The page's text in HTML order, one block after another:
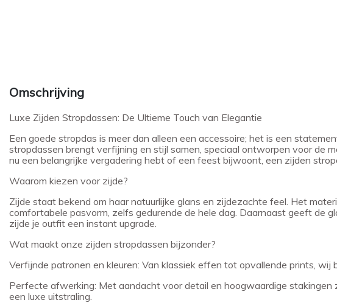
Omschrijving
Luxe Zijden Stropdassen: De Ultieme Touch van Elegantie
Een goede stropdas is meer dan alleen een accessoire; het is een
stropdassen brengt verfijning en stijl samen, speciaal ontworpen voor de
nu een belangrijke vergadering hebt of een feest bijwoont, een zijden
Waarom kiezen voor zijde?
Zijde staat bekend om haar natuurlijke glans en zijdezachte feel. Het
comfortabele pasvorm, zelfs gedurende de hele dag. Daarnaast geeft de
zijde je outfit een instant upgrade.
Wat maakt onze zijden stropdassen bijzonder?
Verfijnde patronen en kleuren: Van klassiek effen tot opvallende prints, wij
Perfecte afwerking: Met aandacht voor detail en hoogwaardige stakingen
een luxe uitstraling.